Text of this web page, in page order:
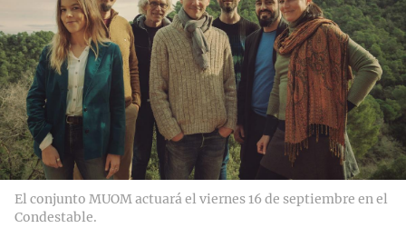
El conjunto MUOM actuará el viernes 16 de septiembre en el
Condestable.